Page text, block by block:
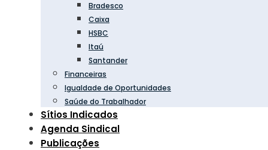
Bradesco
Caixa
HSBC
Itaú
Santander
Financeiras
Igualdade de Oportunidades
Saúde do Trabalhador
Sítios Indicados
Agenda Sindical
Publicações